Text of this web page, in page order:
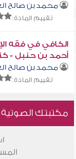
البيوع (16)
محمد بن صالح
تقييم المادة:
الكافي في فقه
أحمد بن حنبل -
البيوع (18)
محمد بن صالح
تقييم المادة:
مكتبتك الصوتية